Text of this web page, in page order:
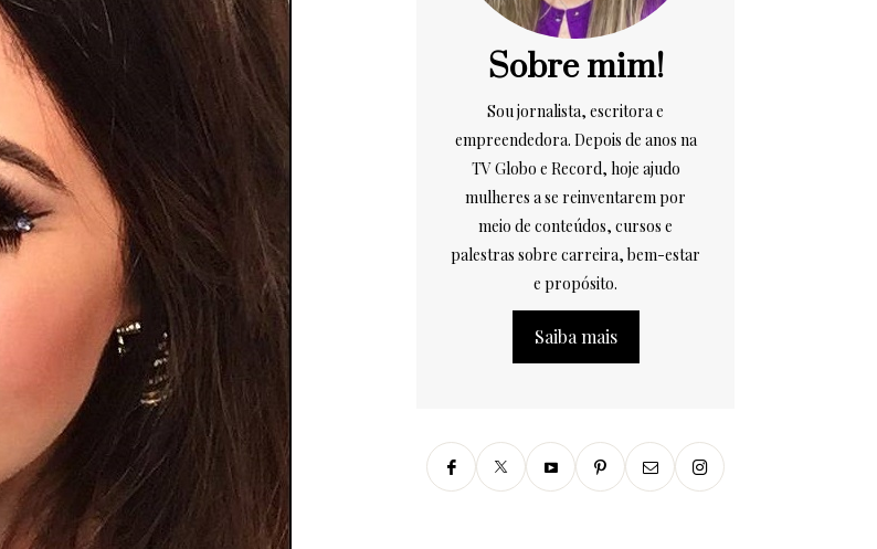
Sobre mim!
Sou jornalista, escritora e
empreendedora. Depois de anos na
TV Globo e Record, hoje ajudo
mulheres a se reinventarem por
meio de conteúdos, cursos e
palestras sobre carreira, bem-estar
e propósito.
Saiba mais